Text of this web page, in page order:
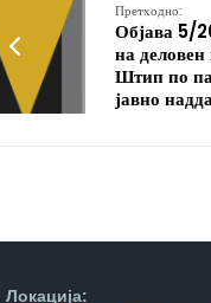
Претходно:
Објава 5/
на деловен
Штип по
јавно
Локација: